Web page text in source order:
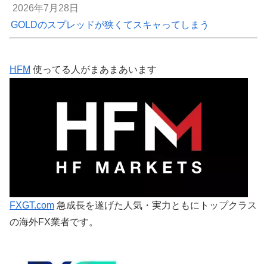
2026年7月28日
GOLDのスプレッドが狭くてスキャってしまう
HFM 使ってる人がまあまあいます
FXGT.com 急成長を遂げた人気・実力ともにトップクラス
の海外FX業者です。